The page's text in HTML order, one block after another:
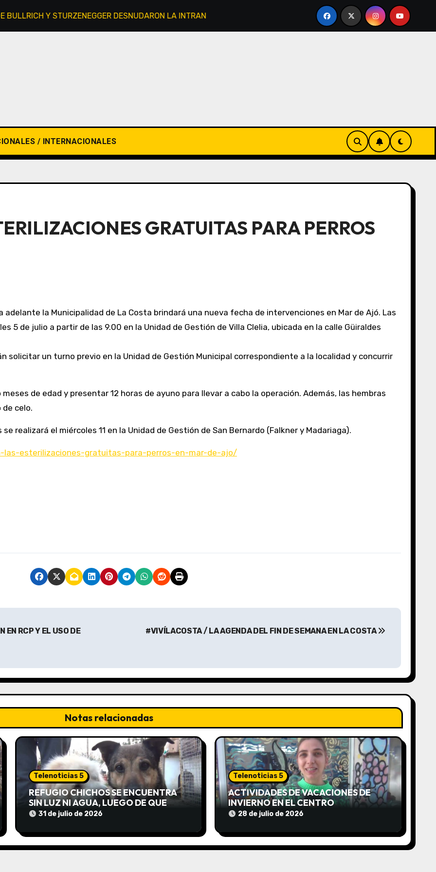
Y STURZENEGGER DESNUDARON LA INTRANSIGENCIA DE KARINA QUINIELA DE HOY JUEVES 6 DE
/ INTERNACIONALES
GRATUITAS PARA PERROS
la Municipalidad de La Costa brindará una nueva fecha de intervenciones en Mar de Ajó. Las
5 de julio a partir de las 9.00 en la Unidad de Gestión de Villa Clelia, ubicada en la calle Güiraldes
de edad y presentar 12 horas de ayuno para llevar a cabo la operación. Además, las hembras
celo.
realizará el miércoles 11 en la Unidad de Gestión de San Bernardo (Falkner y Madariaga).
las-esterilizaciones-gratuitas-para-perros-en-mar-de-ajo/
EN RCP Y EL USO DE
#VIVÍLACOSTA / LA AGENDA DEL FIN DE SEMANA EN LA COSTA
Notas relacionadas
Telenoticias 5
REFUGIO CHICHOS SE ENCUENTRA
SIN LUZ NI AGUA, LUEGO DE QUE
EDEA CORTARA EL SUMINISTRO SIN
31 de julio de 2026
Telenoticias 5
ACTIVIDADES DE VACACIONES DE
INVIERNO EN EL CENTRO
COMUNITARIO EL TALA
28 de julio de 2026